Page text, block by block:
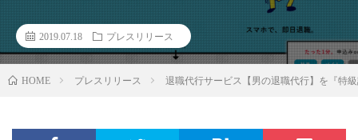
2019.07.18 プレスリリース
HOME プレスリリース 退職代行サービス【男の退職代行】を『特